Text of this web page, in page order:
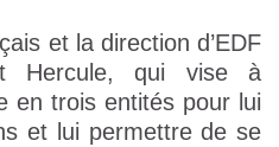
et la direction d’EDF
Hercule, qui vise à
en trois entités pour lui
et lui permettre de se